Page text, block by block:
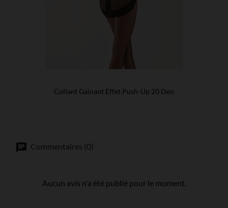
Collant Gainant Effet Push-Up 20 Den
Commentaires (0)
Aucun avis n'a été publié pour le moment.